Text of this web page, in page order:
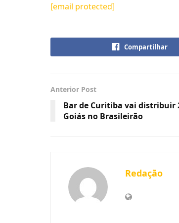
[email protected]
Compartilhar
Anterior Post
Bar de Curitiba vai distribuir
Goiás no Brasileirão
Redação